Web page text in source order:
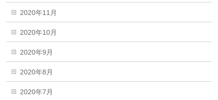
2020年11月
2020年10月
2020年9月
2020年8月
2020年7月